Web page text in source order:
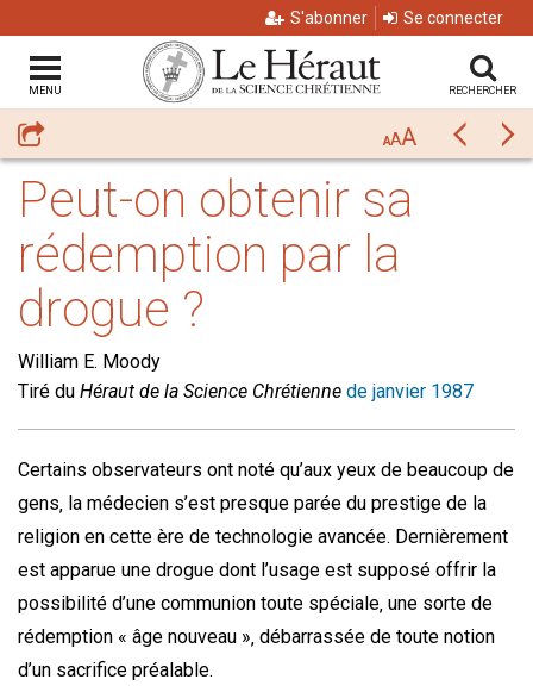
S'abonner Se connecter
MENU RECHERCHER
Partager AAA
Peut-on obtenir sa
rédemption par la
drogue ?
William E. Moody
Tiré du Héraut de la Science Chrétienne de janvier 1987
Certains observateurs ont noté qu’aux yeux de beaucoup de
gens‚ la médecien s’est presque parée du prestige de la
religion en cette ère de technologie avancée. Dernièrement
est apparue une drogue dont l’usage est supposé offrir la
possibilité d’une communion toute spéciale‚ une sorte de
rédemption « âge nouveau »‚ débarrassée de toute notion
d’un sacrifice préalable.